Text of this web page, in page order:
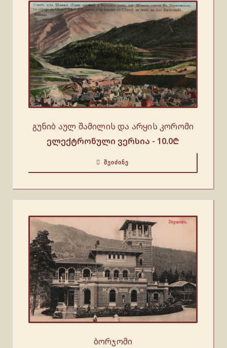
გუნიბ აულ შამილის და არყის კორომი
ელექტრონული ვერსია - 10.0₾
ᲨᲔᲘᲫᲘᲜᲔ
ბორჯომი